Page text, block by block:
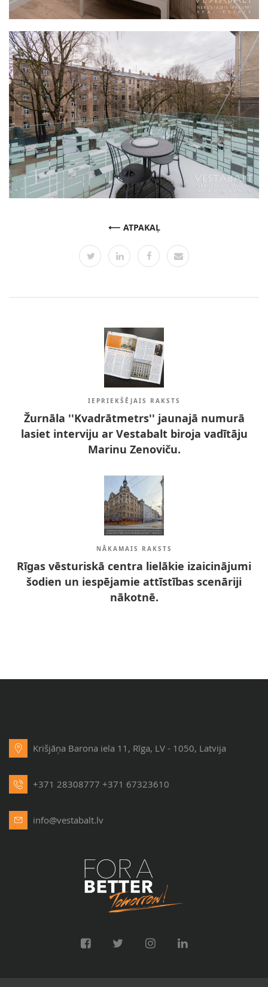
ATPAKAĻ
IEPRIEKŠĒJAIS RAKSTS
Žurnāla ''Kvadrātmetrs'' jaunajā numurā
lasiet interviju ar Vestabalt biroja vadītāju
Marinu Zenoviču.
NĀKAMAIS RAKSTS
Rīgas vēsturiskā centra lielākie izaicinājumi
šodien un iespējamie attīstības scenāriji
nākotnē.
Krišjāņa Barona iela 11, Rīga, LV - 1050, Latvija
+371 28308777 +371 67323610
info@vestabalt.lv